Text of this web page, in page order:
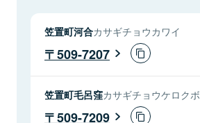
笠置町河合カサギチョウカワイ
509-7207
笠置町毛呂窪カサギチョウケロクボ
509-7209